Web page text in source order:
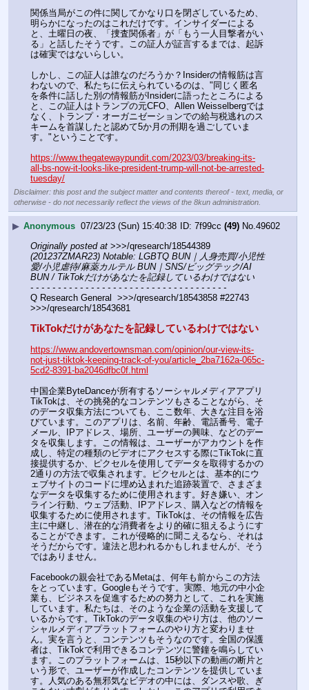
関係当局がこの件に関してかなり口を閉ざしているため、
明らかになったのはこれだけです。インサイダーによる
と、土曜日の夜、「捜査関係者」が「もう一人目撃者がい
る」と話したそうです。この証人が証言するまでは、起訴
は確実ではないらしい。
しかし、この証人は誰なのだろうか？Insiderの情報筋は言
わないので、私たちに伝えられているのは、"同じく匿名
を条件に話した別の情報筋がInsiderに語ったところによる
と、この証人はトランプの元CFO、Allen Weisselbergでは
なく、トランプ・オーガニゼーションでの給与税逃れのス
キームを首謀したと認めて5か月の刑期を過ごしていま
す。"ということです。
https://www.thegatewaypundit.com/2023/03/breaking-its-
all-bs-now-it-looks-like-president-trump-will-not-be-arrested-
tuesday/
Disclaimer: this post and the subject matter and contents thereof - text, media, or
otherwise - do not necessarily reflect the views of the 8kun administration.
▶ Anonymous 07/23/23 (Sun) 15:40:38 7f99cc (49) No.49602
Originally posted at
(201237ZMAR23) Notable: LGBTQ BUN｜人身売買/小児性
愛/小児虐待/麻薬カルテル BUN｜SNS/ビッグテック/AI
BUN / TikTokだけがあなたを記録しているわけではない
- - - - - - - - - - - - - - - - - - - - - - - - - - - - - - - - - - - -
Q Research General  >>>/qresearch/18543858 #22743
>>>/qresearch/18543681
TikTokだけがあなたを記録しているわけではない
https://www.andovertownsman.com/opinion/our-view-its-
not-just-tiktok-keeping-track-of-you/article_2ba7162a-065c-
5cd2-8391-ba2046dfbc0f.html
中国企業ByteDanceが所有するソーシャルメディアアプリ
TikTokは、その挑発的なコンテンツもさることながら、そ
のデータ収集方法についても、ここ数年、大きな注目を浴
びています。このアプリは、名前、年齢、電話番号、電子
メール、IPアドレス、場所、ユーザーの興味、などのデー
タを収集します。この情報は、ユーザーがアカウントを作
成し、特定の種類のビデオにアクセスする際にTikTokに直
接提供するか、ピクセルを使用してデータを取得するかの
2通りの方法で収集されます。ピクセルとは、基本的にウ
ェブサイトのコードに埋め込まれた追跡装置で、さまざま
なデータを収集するために使用されます。好き嫌い、オン
ライン行動、ウェブ活動、IPアドレス、購入などの情報を
収集するために使用されます。TikTokは、その情報を広告
主に中継し、潜在的な消費者をより的確に狙えるようにす
ることができます。これが侵略的に聞こえるなら、それは
そうだからです。違法と思われるかもしれませんが、そう
ではありません。
Facebookの親会社であるMetaは、何年も前からこの方法
をとっています。Googleもそうです。実際、地元の中小企
業も、ビジネスを促進するための努力として、これを実施
しています。私たちは、そのような企業の活動を支援して
いるからです。TikTokのデータ収集のやり方は、他のソー
シャルメディアプラットフォームのやり方と変わりませ
ん。実を言うと、コンテンツもそうなのです。全国の保護
者は、TikTokで利用できるコンテンツに警鐘を鳴らしてい
ます。このプラットフォームは、15秒以下の動画の断片と
いう形で、ユーザーが作成したコンテンツを提供していま
す。人気のある無邪気なビデオの中には、ダンスや歌、ぎ